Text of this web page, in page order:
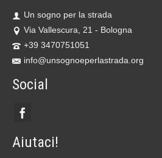
Un sogno per la strada
Via Vallescura, 21 - Bologna
+39 3470751051
info@unsognoeperlastrada.org
Social
Aiutaci!